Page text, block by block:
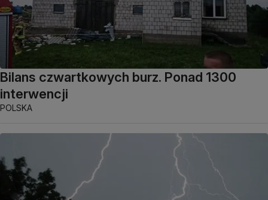
Bilans czwartkowych burz. Ponad 1300
interwencji
POLSKA